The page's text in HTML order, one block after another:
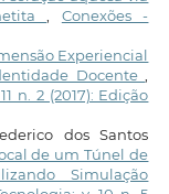
, Conexões -
Experiencial
Docente,
n. 2 (2017): Edição
dos Santos
de um Túnel de
Simulação